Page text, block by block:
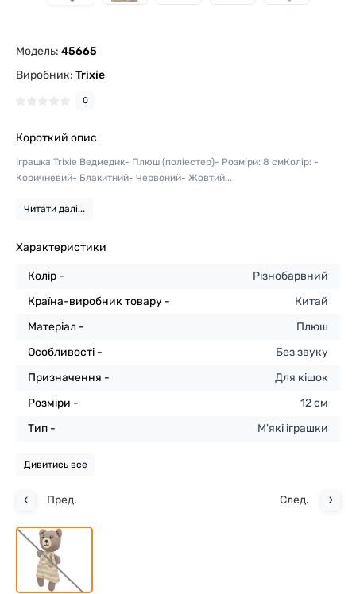
Модель: 45665
Виробник: Trixie
0
Короткий опис
Іграшка Trixie Ведмедик- Плюш (поліестер)- Розміри: 8 смКолір: -
Коричневий- Блакитний- Червоний- Жовтий...
Читати далі...
Характеристики
Колір -
Різнобарвний
Країна-виробник товару -
Китай
Матеріал -
Плюш
Особливості -
Без звуку
Призначення -
Для кішок
Розміри -
12 см
Тип -
М'які іграшки
Дивитись все
Пред. След.